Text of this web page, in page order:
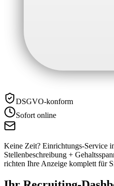
DSGVO-konform
Sofort online
Keine Zeit? Einrichtungs-Service
Stellenbeschreibung +
richten Ihre Anzeige komplett für